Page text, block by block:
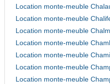
Location monte-meuble
Location monte-meuble
Location monte-meuble
Location monte-meuble
Location monte-meuble
Location monte-meuble
Location monte-meuble